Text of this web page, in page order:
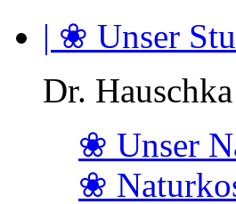
| ❀ Unser
Dr. Hauschka
❀ Unser
❀